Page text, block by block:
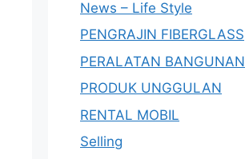
News – Life Style
PENGRAJIN FIBERGLASS
PERALATAN BANGUNAN
PRODUK UNGGULAN
RENTAL MOBIL
Selling